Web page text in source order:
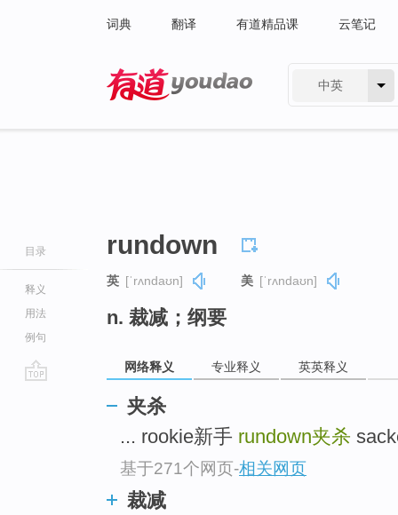
词典 翻译 有道精品课 云笔记
中英
目录
释义
用法
例句
rundown
英 [ˈrʌndaʊn] 美 [ˈrʌndaʊn]
n. 裁减；纲要
网络释义 专业释义 英英释义
夹杀
... rookie新手 rundown夹杀
基于271个网页-相关网页
裁减